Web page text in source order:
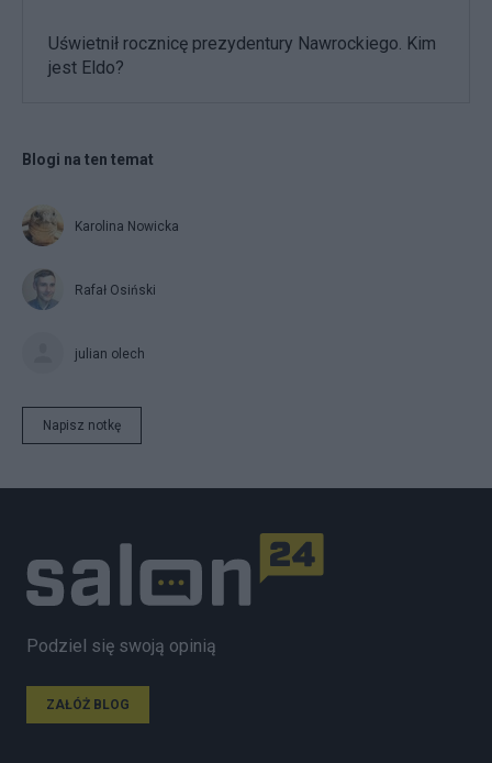
Uświetnił rocznicę prezydentury Nawrockiego. Kim
jest Eldo?
Blogi na ten temat
Karolina Nowicka
Rafał Osiński
julian olech
Napisz notkę
Podziel się swoją opinią
ZAŁÓŻ BLOG